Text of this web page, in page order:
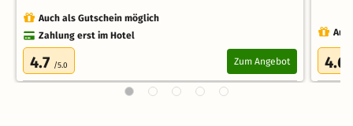
Auch als Gutschein möglich
Zahlung erst im Hotel
4.7 /5.0 Zum Angebot 4.6